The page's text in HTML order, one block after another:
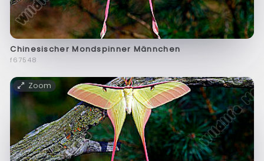
Chinesischer Mondspinner Männchen
f67548
Zoom